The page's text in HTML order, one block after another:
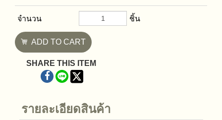
จำนวน ชิ้น
ADD TO CART
SHARE THIS ITEM
รายละเอียดสินค้า